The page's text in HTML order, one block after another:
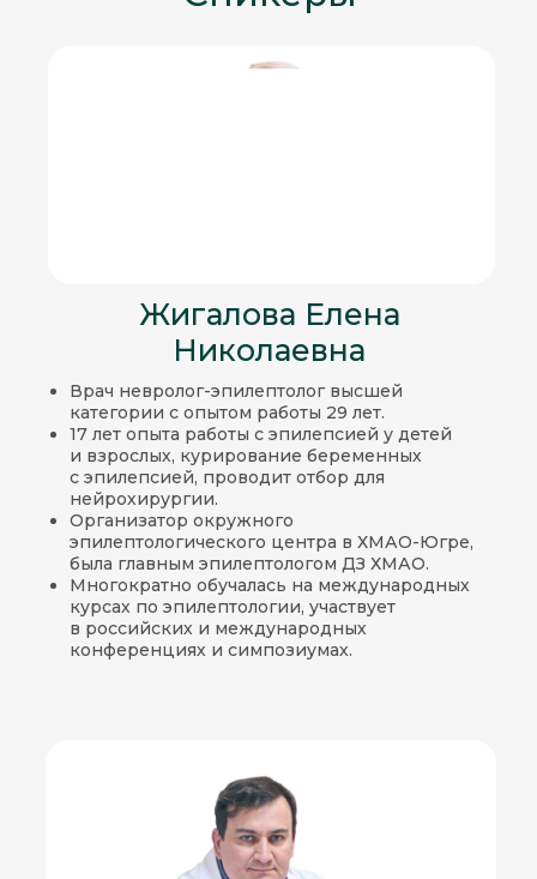
Жигалова Елена
Николаевна
Врач невролог-эпилептолог высшей
категории с опытом работы 29 лет.
17 лет опыта работы с эпилепсией у детей
и взрослых, курирование беременных
с эпилепсией, проводит отбор для
нейрохирургии.
Организатор окружного
эпилептологического центра в ХМАО-Югре,
была главным эпилептологом ДЗ ХМАО.
Многократно обучалась на международных
курсах по эпилептологии, участвует
в российских и международных
конференциях и симпозиумах.